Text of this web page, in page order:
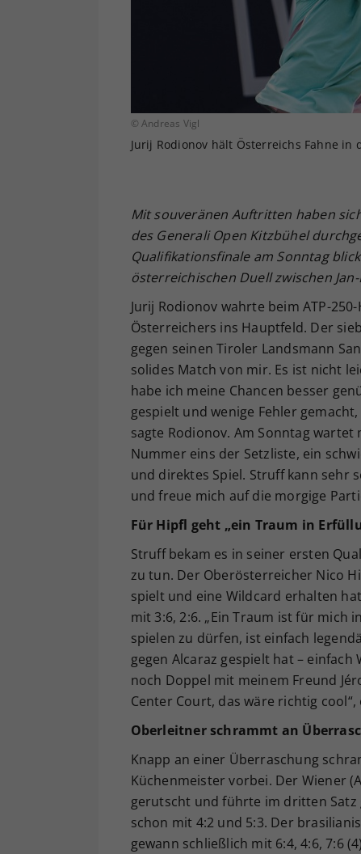
© Andreas Vigl
Jurij Rodionov hält Österreichs Fahne
Mit souveränen Auftritten haben
des Generali Open Kitzbühel
Qualifikationsfinale am Sonntag
österreichischen Duell zwischen
Jurij Rodionov wahrte beim ATP-
Österreichers ins Hauptfeld. Der
gegen seinen Tiroler Landsmann
solides Match von mir. Es ist nicht
habe ich meine Chancen besser
gespielt und wenige Fehler
sagte Rodionov. Am Sonntag wartet
Nummer eins der Setzliste, ein
und direktes Spiel. Struff kann sehr
und freue mich auf die morgige
Für Hipfl geht „ein Traum in
Struff bekam es in seiner ersten
zu tun. Der Oberösterreicher Nico
spielt und eine Wildcard erhalten
mit 3:6, 2:6. „Ein Traum ist für mich
spielen zu dürfen, ist einfach
gegen Alcaraz gespielt hat –
noch Doppel mit meinem Freund
Center Court, das wäre richtig
Oberleitner schrammt an
Knapp an einer Überraschung
Küchenmeister vorbei. Der Wiener
gerutscht und führte im dritten Satz
schon mit 4:2 und 5:3. Der
gewann schließlich mit 6:4, 4:6, 7:6